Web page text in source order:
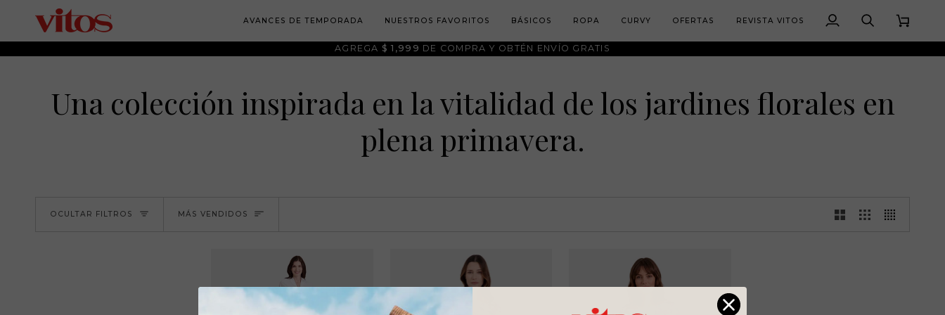
AVANCES DE TEMPORADA NUESTROS FAVORITOS BÁSICOS ROPA CURVY OFERTAS REVISTA VITOS
Mi
cuenta
Buscar Carrito
AGREGA $ 1,999 DE COMPRA Y OBTÉN ENVÍO GRATIS
Una colección inspirada en la vitalidad de los jardines florales en
plena primavera.
OCULTAR FILTROS Ordenar
MÁS VENDIDOS